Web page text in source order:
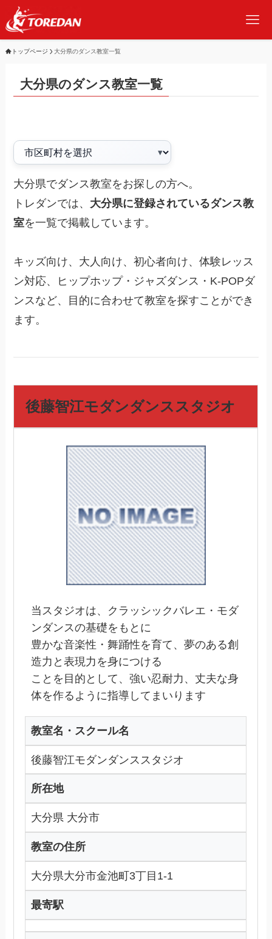
トップページ 大分県のダンス教室一覧
大分県のダンス教室一覧
大分県でダンス教室をお探しの方へ。
トレダンでは、 大分県に登録されているダンス教
室を一覧で掲載しています。
キッズ向け、大人向け、初心者向け、体験レッス
ン対応、ヒップホップ・ジャズダンス・K-POPダ
ンスなど、目的に合わせて教室を探すことができ
ます。
後藤智江モダンダンススタジオ
当スタジオは、クラッシックバレエ・モダ
ンダンスの基礎をもとに
豊かな音楽性・舞踊性を育て、夢のある創
造力と表現力を身につける
ことを目的として、強い忍耐力、丈夫な身
体を作るように指導してまいります
教室名・スクール名
後藤智江モダンダンススタジオ
所在地
大分県 大分市
教室の住所
大分県大分市金池町3丁目1-1
最寄駅